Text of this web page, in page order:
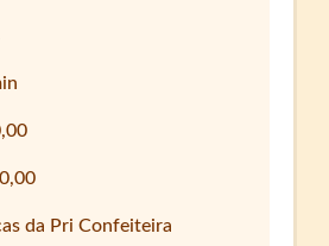
da Pri Confeiteira